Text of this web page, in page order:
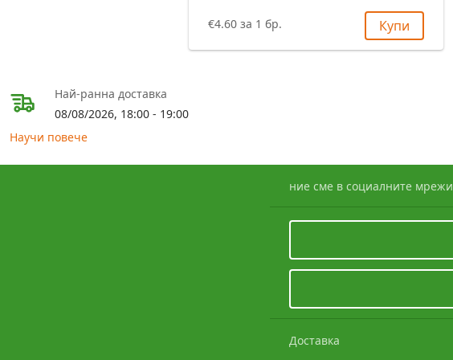
€4.60 за 1 бр. Купи
Най-ранна доставка
08/08/2026, 18:00 - 19:00
Научи повече
ние сме в социалните мрежи
Доставка